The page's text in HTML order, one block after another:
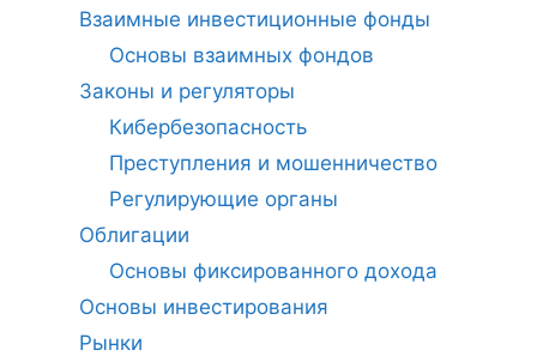
Взаимные инвестиционные фонды
Основы взаимных фондов
Законы и регуляторы
Кибербезопасность
Преступления и мошенничество
Регулирующие органы
Облигации
Основы фиксированного дохода
Основы инвестирования
Рынки